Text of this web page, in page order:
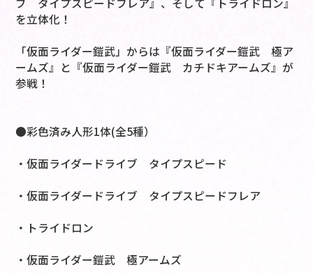
ブ タイプスピードフレア』、そして『トライドロン』
を立体化！
「仮面ライダー鎧武」からは『仮面ライダー鎧武 極ア
ームズ』と『仮面ライダー鎧武 カチドキアームズ』が
参戦！
●彩色済み人形1体(全5種）
・仮面ライダードライブ タイプスピード
・仮面ライダードライブ タイプスピードフレア
・トライドロン
・仮面ライダー鎧武 極アームズ